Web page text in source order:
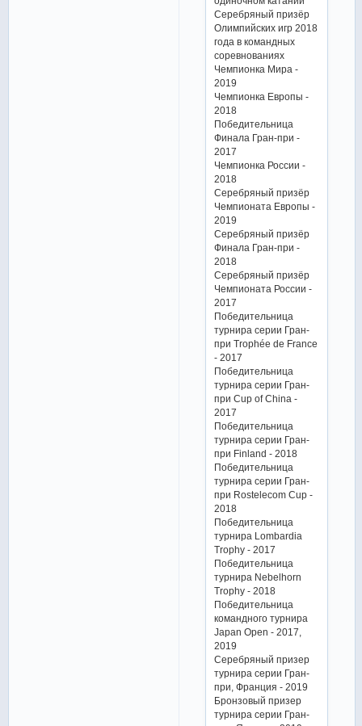
Серебряный призёр
Олимпийских игр 2018
года в командных
соревнованиях
Чемпионка Мира -
2019
Чемпионка Европы -
2018
Победительница
Финала Гран-при -
2017
Чемпионка России -
2018
Серебряный призёр
Чемпионата Европы -
2019
Серебряный призёр
Финала Гран-при -
2018
Серебряный призёр
Чемпионата России -
2017
Победительница
турнира серии Гран-
при Trophée de France
- 2017
Победительница
турнира серии Гран-
при Cup of China -
2017
Победительница
турнира серии Гран-
при Finland - 2018
Победительница
турнира серии Гран-
при Rostelecom Cup -
2018
Победительница
турнира Lombardia
Trophy - 2017
Победительница
турнира Nebelhorn
Trophy - 2018
Победительница
командного турнира
Japan Open - 2017,
2019
Серебряный призер
турнира серии Гран-
при, Франция - 2019
Бронзовый призер
турнира серии Гран-